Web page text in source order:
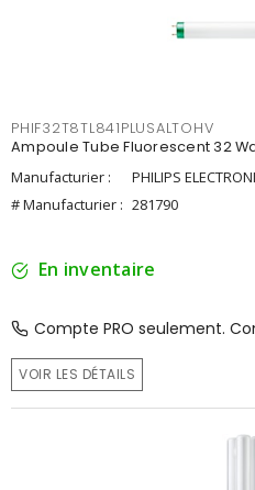
PHIF32T8TL841PLUSALTOHV
Ampoule Tube Fluorescent 32
Manufacturier :
PHILIPS
# Manufacturier : 281790
En inventaire
Compte PRO seulement.
VOIR LES DÉTAILS